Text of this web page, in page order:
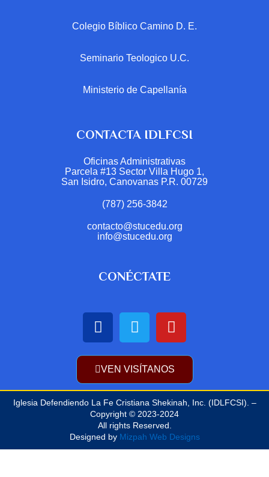
Colegio Bíblico Camino D. E.
Seminario Teologico U.C.
Ministerio de Capellanía
CONTACTA IDLFCSI
Oficinas Administrativas
Parcela #13 Sector Villa Hugo 1,
San Isidro, Canovanas P.R. 00729
(787) 256-3842
contacto@stucedu.org
info@stucedu.org
CONÉCTATE
VEN VISÍTANOS
Iglesia Defendiendo La Fe Cristiana Shekinah, Inc. (IDLFCSI). –
Copyright © 2023-2024
All rights Reserved.
Designed by Mizpah Web Designs